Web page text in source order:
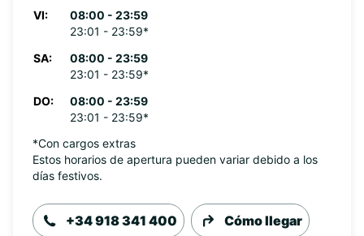
VI:
08:00 - 23:59
23:01 - 23:59*
SA:
08:00 - 23:59
23:01 - 23:59*
DO:
08:00 - 23:59
23:01 - 23:59*
*Con cargos extras
Estos horarios de apertura pueden variar debido a los
días festivos.
+34 918 341 400 Cómo llegar